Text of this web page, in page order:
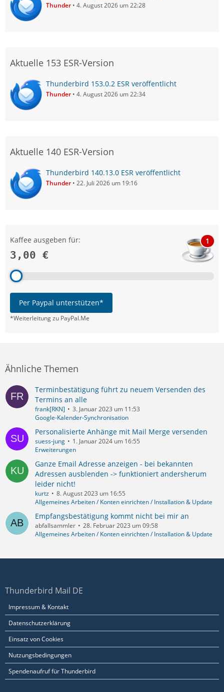
Thunder 4. August 2026 um 22:28
Aktuelle 153 ESR-Version
Thunderbird 153.0.2 ESR veröffentlicht
Thunder 4. August 2026 um 22:34
Aktuelle 140 ESR-Version
Thunderbird 140.13.0 ESR veröffentlicht
Thunder 22. Juli 2026 um 19:16
Kaffee ausgeben für:
3,00 €
1
Per Paypal unterstützen*
*Weiterleitung zu PayPal.Me
Ähnliche Themen
Terminbestätigung führt zu neuem Versenden des
Termins an alle
frank[RKN]
3. Januar 2023 um 11:53
Google-Kalender-Synchronisation
Personalisierte Anhänge mit Mail Merge versenden
suess-jung
1. Januar 2024 um 16:55
Erweiterungen
Ganze Email Adresse anzeigen - bei bekannten
Adressen ausblenden -> funktioniert andersherum
leider nicht!
kurtz
8. August 2023 um 16:55
Allgemeines Arbeiten / Konten einrichten / Installation & Update
Empfangsbestätigung kommt nicht bei mir an
abfallsammler
28. Februar 2023 um 09:58
Allgemeines Arbeiten / Konten einrichten / Installation & Update
Thunderbird Mail DE
Impressum & Kontakt
Datenschutzerklärung
Einsatz von Cookies
Nutzungsbedingungen
Spendenaufruf für Thunderbird